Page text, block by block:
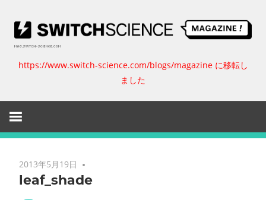
ッ
ス
イ
ッ
https://www.switch-science.com/blogs/magazine に移転し
ました
2013年5月19日
leaf_shade